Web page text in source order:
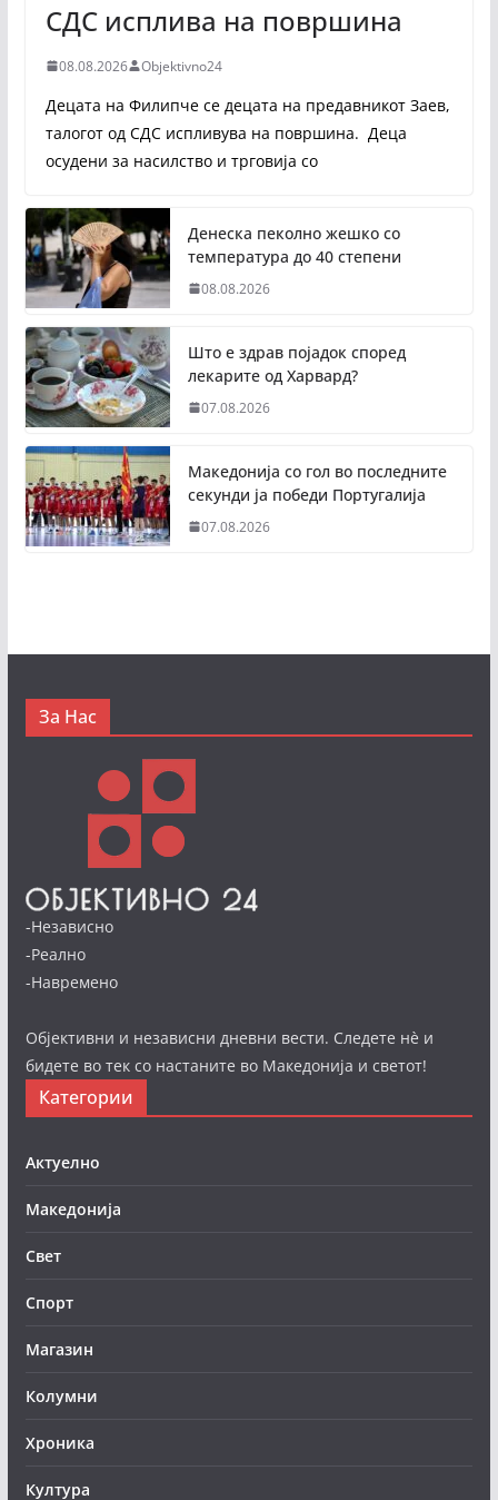
СДС исплива на површина
08.08.2026 Objektivno24
Децата на Филипче се децата на предавникот Заев,
талогот од СДС испливува на површина. Деца
осудени за насилство и трговија со
Денеска пеколно жешко со
температура до 40 степени
08.08.2026
Што е здрав појадок според
лекарите од Харвард?
07.08.2026
Македонија со гол во последните
секунди ја победи Португалија
07.08.2026
За Нас
-Независно
-Реално
-Навремено
Објективни и независни дневни вести. Следете нè и
бидете во тек со настаните во Македонија и светот!
Категории
Актуелно
Македонија
Свет
Спорт
Магазин
Колумни
Хроника
Култура